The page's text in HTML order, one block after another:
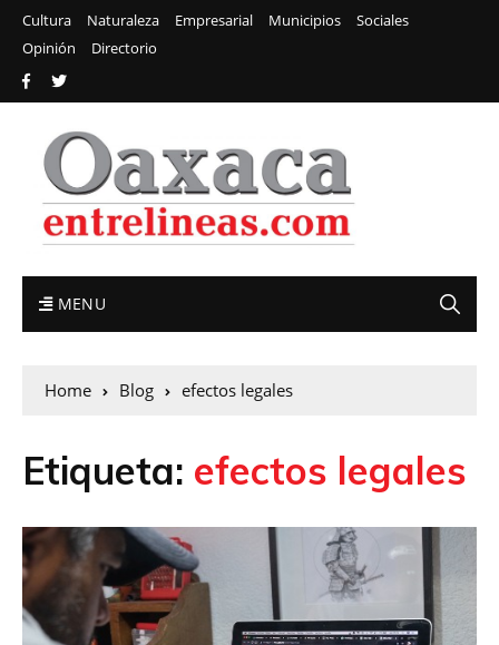
Cultura Naturaleza Empresarial Municipios
Sociales
Opinión
Directorio
MENU
Home Blog efectos legales
Etiqueta: efectos legales